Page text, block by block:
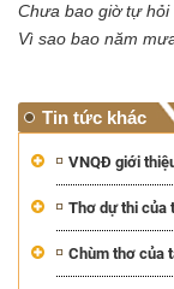
Chưa bao giờ tự hỏi
Vì sao bao năm
Tin tức khác
VNQĐ giới
Thơ dự thi của
Chùm thơ của